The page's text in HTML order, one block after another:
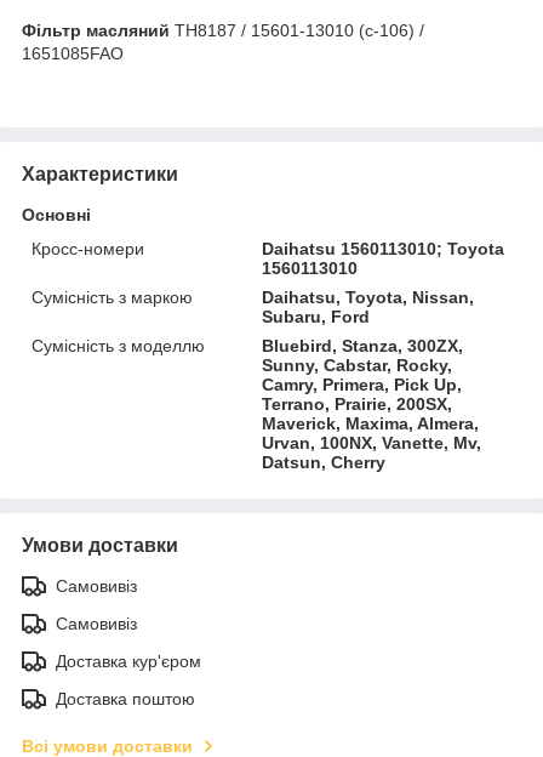
Фільтр масляний TH8187 / 15601-13010 (c-106) /
1651085FAO
Характеристики
Основні
Кросс-номери
Daihatsu 1560113010; Toyota
1560113010
Сумісність з маркою
Daihatsu, Toyota, Nissan,
Subaru, Ford
Сумісність з моделлю
Bluebird, Stanza, 300ZX,
Sunny, Cabstar, Rocky,
Camry, Primera, Pick Up,
Terrano, Prairie, 200SX,
Maverick, Maxima, Almera,
Urvan, 100NX, Vanette, Mv,
Datsun, Cherry
Умови доставки
Самовивіз
Самовивіз
Доставка кур'єром
Доставка поштою
Всі умови доставки